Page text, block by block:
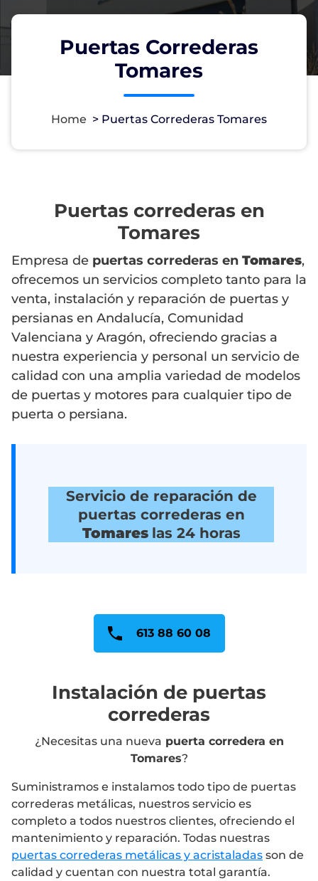
Puertas Correderas
Tomares
Home > Puertas Correderas Tomares
Puertas correderas en
Tomares
Empresa de puertas correderas en Tomares,
ofrecemos un servicios completo tanto para la
venta, instalación y reparación de puertas y
persianas en Andalucía, Comunidad
Valenciana y Aragón, ofreciendo gracias a
nuestra experiencia y personal un servicio de
calidad con una amplia variedad de modelos
de puertas y motores para cualquier tipo de
puerta o persiana.
Servicio de reparación de
puertas correderas en
Tomares las 24 horas
613 88 60 08
Instalación de puertas
correderas
¿Necesitas una nueva puerta corredera en
Tomares?
Suministramos e instalamos todo tipo de puertas
correderas metálicas, nuestros servicio es
completo a todos nuestros clientes, ofreciendo el
mantenimiento y reparación. Todas nuestras
puertas correderas metálicas y acristaladas son de
calidad y cuentan con nuestra total garantía.